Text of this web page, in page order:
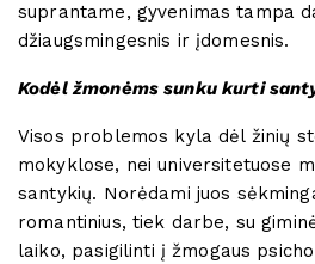
suprantame, gyvenimas tampa
džiaugsmingesnis ir įdomesnis.
Kodėl žmonėms sunku kurti
Visos problemos kyla dėl žinių
mokyklose, nei universitetuose
santykių. Norėdami juos
romantinius, tiek darbe, su
laiko, pasigilinti į žmogaus